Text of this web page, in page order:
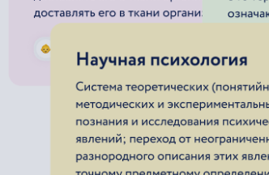
(имя прил.) причастное
(имя прил.) склоняемое
(имя прил.) спрягаемое
(имя прил.) субстантивированное